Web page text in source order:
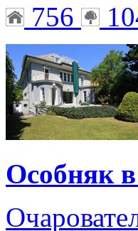
756
Особняк